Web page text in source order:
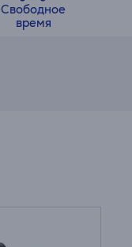
Свободное
время